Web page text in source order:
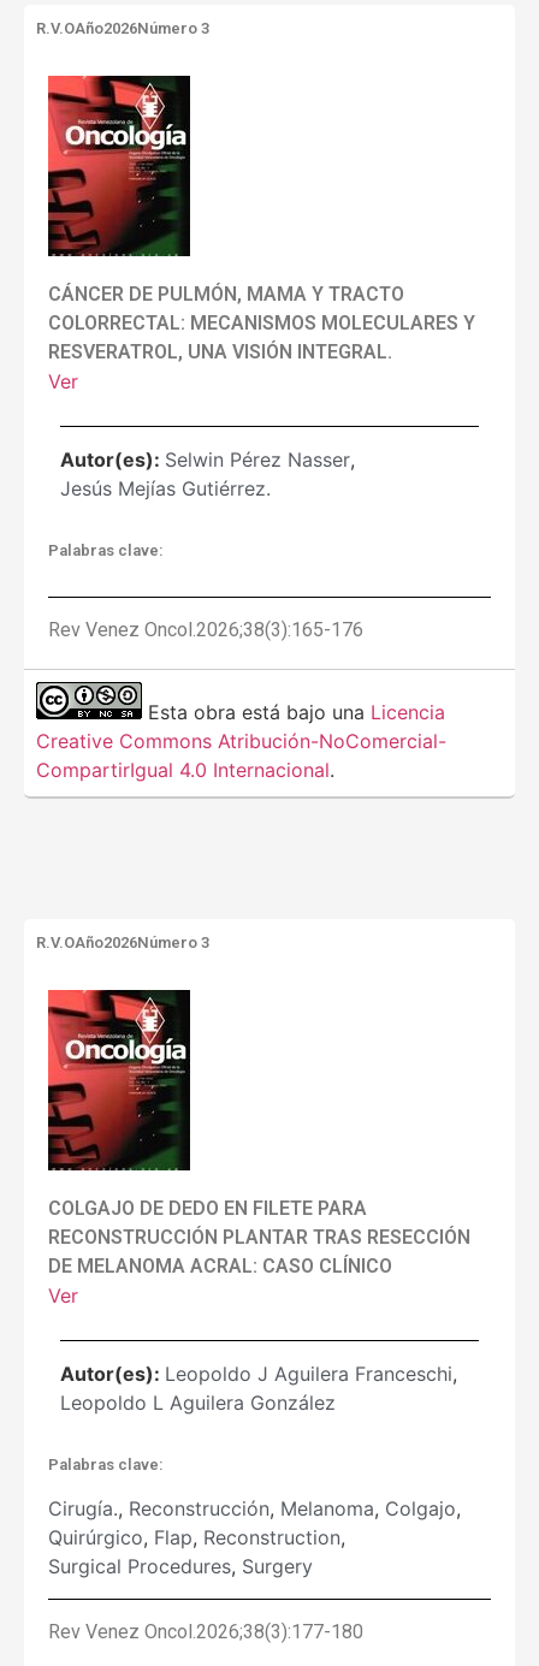
R.V.OAño2026Número 3
CÁNCER DE PULMÓN, MAMA Y TRACTO
COLORRECTAL: MECANISMOS MOLECULARES Y
RESVERATROL, UNA VISIÓN INTEGRAL.
Ver
Autor(es): Selwin Pérez Nasser,
Jesús Mejías Gutiérrez.
Palabras clave:
Rev Venez Oncol.2026;38(3):165-176
Esta obra está bajo una Licencia
Creative Commons Atribución-NoComercial-
CompartirIgual 4.0 Internacional.
R.V.OAño2026Número 3
COLGAJO DE DEDO EN FILETE PARA
RECONSTRUCCIÓN PLANTAR TRAS RESECCIÓN
DE MELANOMA ACRAL: CASO CLÍNICO
Ver
Autor(es): Leopoldo J Aguilera Franceschi,
Leopoldo L Aguilera González
Palabras clave:
Cirugía., Reconstrucción, Melanoma, Colgajo,
Quirúrgico, Flap, Reconstruction,
Surgical Procedures, Surgery
Rev Venez Oncol.2026;38(3):177-180